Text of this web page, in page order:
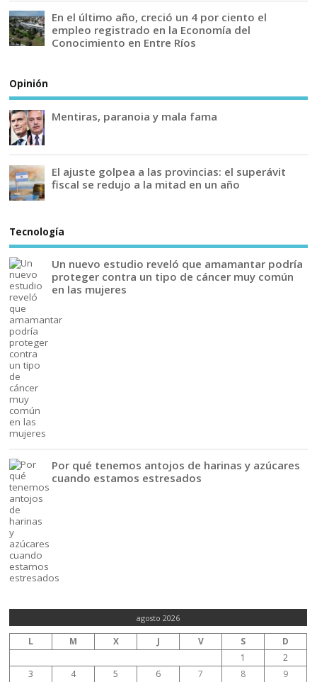
En el último año, creció un 4 por ciento el
empleo registrado en la Economía del
Conocimiento en Entre Ríos
Opinión
Mentiras, paranoia y mala fama
El ajuste golpea a las provincias: el superávit
fiscal se redujo a la mitad en un año
Tecnología
Un nuevo estudio reveló que amamantar podría
proteger contra un tipo de cáncer muy común
en las mujeres
Por qué tenemos antojos de harinas y azúcares
cuando estamos estresados
agosto 2026
L M X J V S
D
1
2
3
4 5 6 7 8 9